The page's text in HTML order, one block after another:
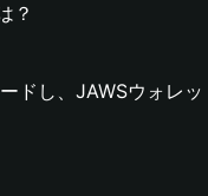
？
ドし、JAWSウォレッ